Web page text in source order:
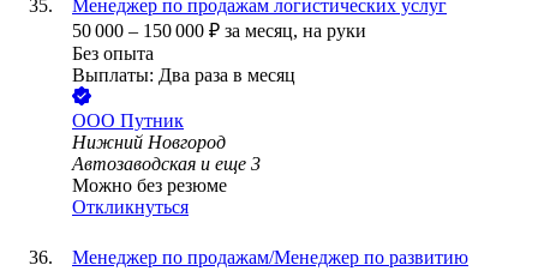
Менеджер по продажам логистических услуг
50 000 – 150 000 ₽ за месяц, на руки
Без опыта
Выплаты: Два раза в месяц
ООО Путник
Нижний Новгород
Автозаводская и еще 3
Можно без резюме
Откликнуться
Менеджер по продажам/Менеджер по развитию